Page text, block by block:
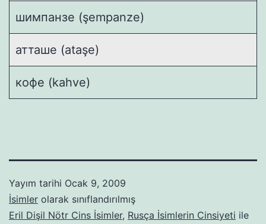
шимпанзе (şempanze)
атташе (ataşe)
кофе (kahve)
Yayım tarihi Ocak 9, 2009
İsimler olarak sınıflandırılmış
Eril Dişil Nötr Cins İsimler, Rusça İsimlerin Cinsiyeti ile